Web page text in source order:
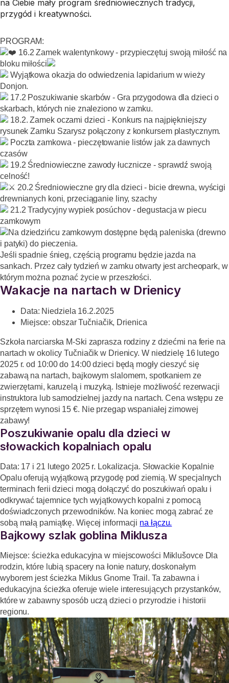
na Ciebie mały program średniowiecznych tradycji,
przygód i kreatywności.
PROGRAM:
16.2 Zamek walentynkowy - przypieczętuj swoją miłość na
bloku miłości
Wyjątkowa okazja do odwiedzenia lapidarium w wieży
Donjon.
17.2 Poszukiwanie skarbów - Gra przygodowa dla dzieci o
skarbach, których nie znaleziono w zamku.
18.2. Zamek oczami dzieci - Konkurs na najpiękniejszy
rysunek Zamku Szarysz połączony z konkursem plastycznym.
Poczta zamkowa - pieczętowanie listów jak za dawnych
czasów
19.2 Średniowieczne zawody łucznicze - sprawdź swoją
celność!
20.2 Średniowieczne gry dla dzieci - bicie drewna, wyścigi
drewnianych koni, przeciąganie liny, szachy
21.2 Tradycyjny wypiek posúchov - degustacja w piecu
zamkowym
Na dziedzińcu zamkowym dostępne będą paleniska (drewno
i patyki) do pieczenia.
Jeśli spadnie śnieg, częścią programu będzie jazda na
sankach. Przez cały tydzień w zamku otwarty jest archeopark, w
którym można poznać życie w przeszłości.
Wakacje na nartach w Drienicy
Data: Niedziela 16.2.2025
Miejsce: obszar Tučniačik, Drienica
Szkoła narciarska M-Ski zaprasza rodziny z dziećmi na ferie na
nartach w okolicy Tučniačik w Drienicy. W niedzielę 16 lutego
2025 r. od 10:00 do 14:00 dzieci będą mogły cieszyć się
zabawą na nartach, bajkowym slalomem, spotkaniem ze
zwierzętami, karuzelą i muzyką. Istnieje możliwość rezerwacji
instruktora lub samodzielnej jazdy na nartach. Cena wstępu ze
sprzętem wynosi 15 €. Nie przegap wspaniałej zimowej
zabawy!
Poszukiwanie opalu dla dzieci w
słowackich kopalniach opalu
Data: 17 i 21 lutego 2025 r. Lokalizacja. Słowackie Kopalnie
Opalu oferują wyjątkową przygodę pod ziemią. W specjalnych
terminach ferii dzieci mogą dołączyć do poszukiwań opalu i
odkrywać tajemnice tych wyjątkowych kopalni z pomocą
doświadczonych przewodników. Na koniec mogą zabrać ze
sobą małą pamiątkę. Więcej informacji na łączu.
Bajkowy szlak goblina Miklusza
Miejsce: ścieżka edukacyjna w miejscowości Miklušovce Dla
rodzin, które lubią spacery na łonie natury, doskonałym
wyborem jest ścieżka Miklus Gnome Trail. Ta zabawna i
edukacyjna ścieżka oferuje wiele interesujących przystanków,
które w zabawny sposób uczą dzieci o przyrodzie i historii
regionu.